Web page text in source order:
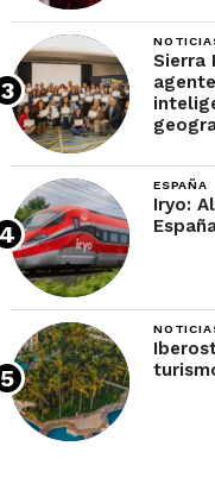
Sierra
ESPAÑA
Iryo: